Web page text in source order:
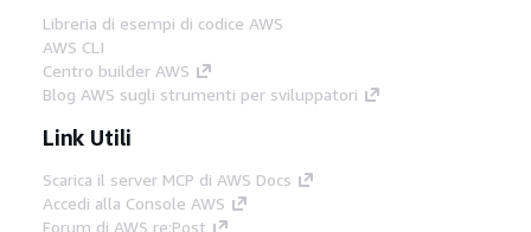
Libreria di esempi di codice AWS
AWS CLI
Centro builder AWS
Blog AWS sugli strumenti per sviluppatori
Link Utili
Scarica il server MCP di AWS Docs
Accedi alla Console AWS
Forum di AWS re:Post